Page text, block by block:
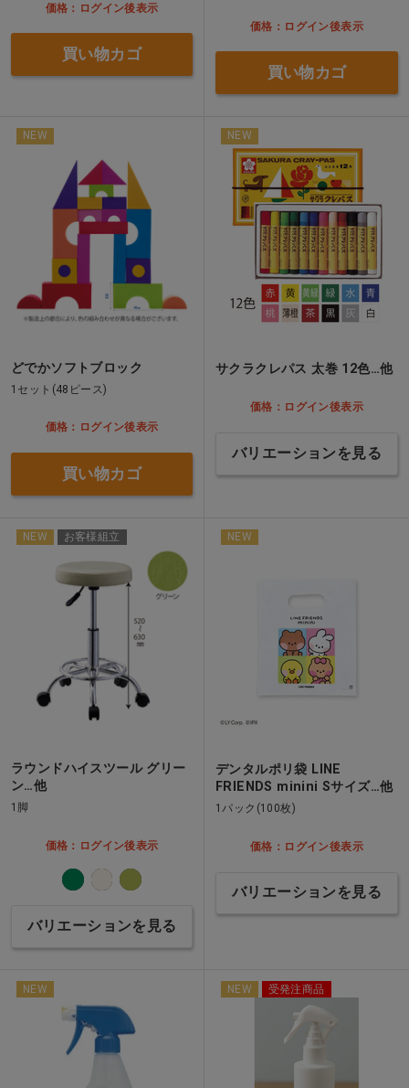
価格：ログイン後表示
買い物カゴ
価格：ログイン後表示
買い物カゴ
NEW
どでかソフトブロック
1セット(48ピース)
価格：ログイン後表示
買い物カゴ
NEW
サクラクレパス 太巻 12色…他
価格：ログイン後表示
バリエーションを見る
NEW お客様組立
ラウンドハイスツール グリー
ン…他
1脚
価格：ログイン後表示
バリエーションを見る
NEW
デンタルポリ袋 LINE
FRIENDS minini Sサイズ…他
1パック(100枚)
価格：ログイン後表示
バリエーションを見る
NEW NEW 受発注商品